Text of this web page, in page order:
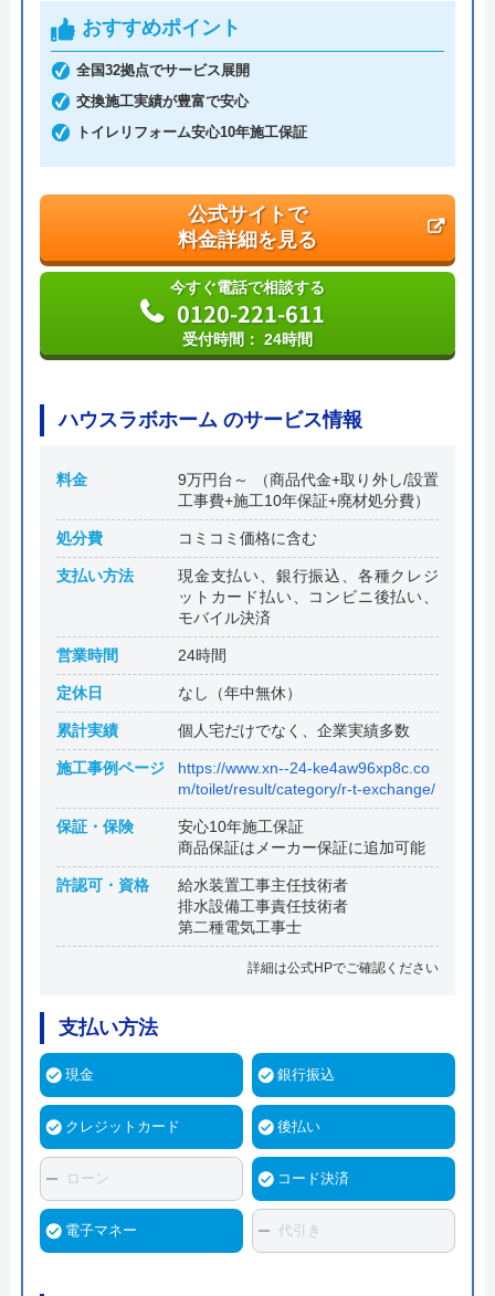
おすすめポイント
全国32拠点でサービス展開
交換施工実績が豊富で安心
トイレリフォーム安心10年施工保証
公式サイトで
料金詳細を見る
今すぐ電話で相談する
0120-221-611
受付時間： 24時間
ハウスラボホーム のサービス情報
料金
9万円台～ （商品代金+取り外し/設置
工事費+施工10年保証+廃材処分費）
処分費 コミコミ価格に含む
支払い方法
現金支払い、銀行振込、各種クレジ
ットカード払い、コンビニ後払い、
モバイル決済
営業時間 24時間
定休日 なし（年中無休）
累計実績 個人宅だけでなく、企業実績多数
施工事例ページ
https://www.xn--24-ke4aw96xp8c.co
m/toilet/result/category/r-t-exchange/
保証・保険
安心10年施工保証
商品保証はメーカー保証に追加可能
許認可・資格
給水装置工事主任技術者
排水設備工事責任技術者
第二種電気工事士
詳細は公式HPでご確認ください
支払い方法
現金 銀行振込
クレジットカード 後払い
ローン コード決済
電子マネー 代引き